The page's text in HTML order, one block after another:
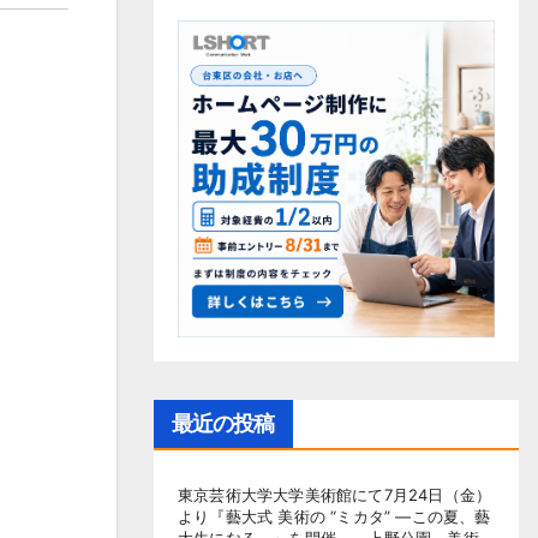
最近の投稿
東京芸術大学大学美術館にて7月24日（金）
より『藝大式 美術の “ミカタ” ―この夏、藝